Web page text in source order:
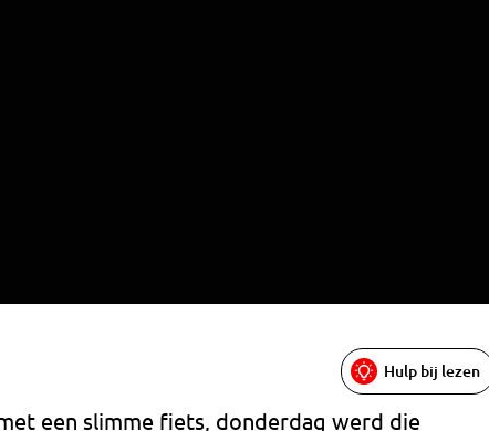
Hulp bij lezen
een slimme fiets, donderdag werd die